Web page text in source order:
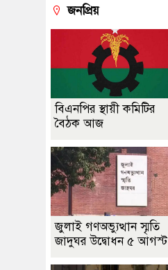
জনপ্রিয়
বিএনপির স্থায়ী কমিটির
বৈঠক আজ
জুলাই গণঅভ্যুত্থান স্মৃতি
জাদুঘর উদ্বোধন ৫ আগস্ট